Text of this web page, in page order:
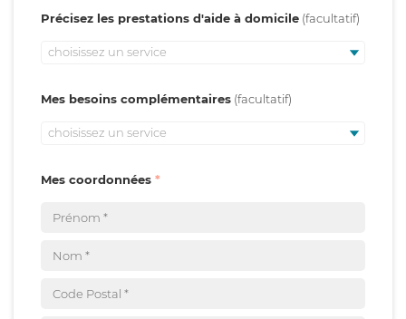
Précisez les prestations d'aide à domicile
choisissez un service
Mes besoins complémentaires
choisissez un service
Mes coordonnées